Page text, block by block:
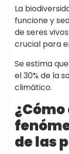
La
funcione y
de seres
crucial para
Se estima
el 30% de la
climático.
de las